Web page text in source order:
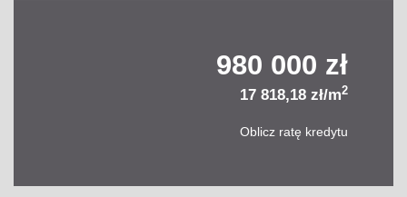
980 000 zł
17 818,18 zł/m2
Oblicz ratę kredytu